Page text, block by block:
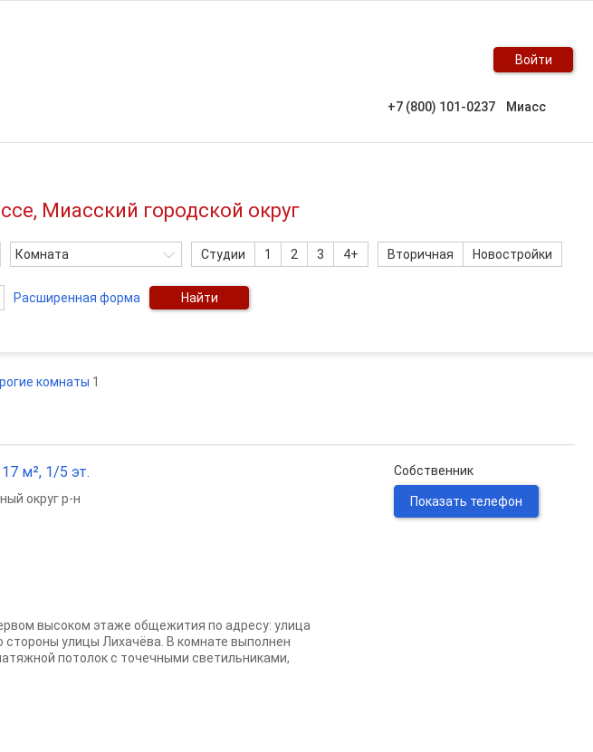
Войти
+7 (800) 101-0237 Миасс
Миасский городской округ
Комната Студии 1 2 3 4+ Вторичная Новостройки
Расширенная форма Найти
комнаты 1
м², 1/5 эт.
округ р-н
высоком этаже общежития по адресу: улица
улицы Лихачёва. В комнате выполнен
потолок с точечными светильниками,
Собственник
Показать телефон